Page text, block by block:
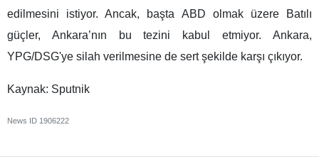
edilmesini istiyor. Ancak, başta ABD olmak üzere Batılı
güçler, Ankara’nın bu tezini kabul etmiyor. Ankara,
YPG/DSG'ye silah verilmesine de sert şekilde karşı çıkıyor.
Kaynak: Sputnik
News ID 1906222